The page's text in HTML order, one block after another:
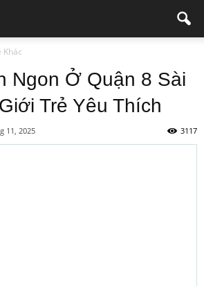
Khác
Ngon Ở Quận 8 Sài
Trẻ Yêu Thích
11, 2025 3117